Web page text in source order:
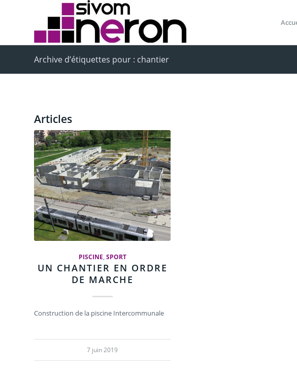
Archive d’étiquettes pour : chantier
Articles
PISCINE SPORT
UN CHANTIER EN ORDRE
DE MARCHE
Construction de la piscine Intercommunale
7 juin 2019